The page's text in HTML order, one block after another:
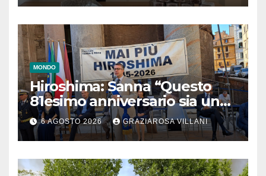
MONDO
Hiroshima: Sanna “Questo
81esimo anniversario sia un
monito per tutti”
6 AGOSTO 2026 GRAZIAROSA VILLANI